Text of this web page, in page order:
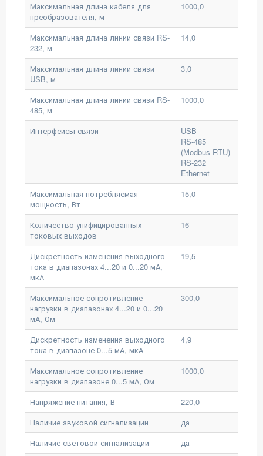
Максимальная длина кабеля для
преобразователя, м
1000,0
Максимальная длина линии связи RS-
232, м
14,0
Максимальная длина линии связи
USB, м
3,0
Максимальная длина линии связи RS-
485, м
1000,0
Интерфейсы связи
USB
RS-485
(Modbus RTU)
RS-232
Ethernet
Максимальная потребляемая
мощность, Вт
15,0
Количество унифицированных
токовых выходов
16
Дискретность изменения выходного
тока в диапазонах 4...20 и 0...20 мА,
мкА
19,5
Максимальное сопротивление
нагрузки в диапазонах 4...20 и 0...20
мА, Ом
300,0
Дискретность изменения выходного
тока в диапазоне 0...5 мА, мкА
4,9
Максимальное сопротивление
нагрузки в диапазоне 0...5 мА, Ом
1000,0
Напряжение питания, В
220,0
Наличие звуковой сигнализации
да
Наличие световой сигнализации
да